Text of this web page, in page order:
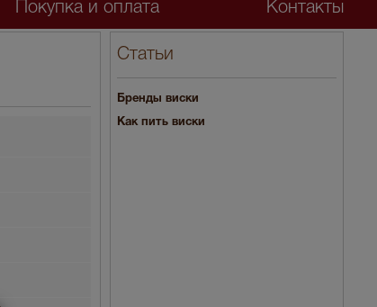
Покупка и оплата Контакты
Статьи
Бренды виски
Как пить виски